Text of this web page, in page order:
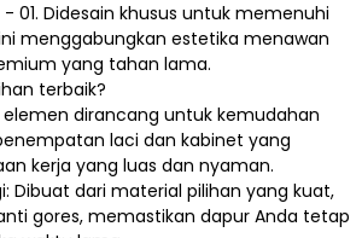
- 01. Didesain khusus untuk memenuhi
menggabungkan estetika menawan
yang tahan lama.
terbaik?
elemen dirancang untuk kemudahan
laci dan kabinet yang
kerja yang luas dan nyaman.
Dibuat dari material pilihan yang kuat,
gores, memastikan dapur Anda tetap